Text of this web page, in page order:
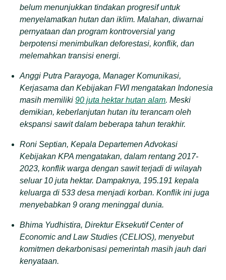
belum menunjukkan tindakan progresif untuk
menyelamatkan hutan dan iklim. Malahan, diwarnai
pernyataan dan program kontroversial yang
berpotensi menimbulkan deforestasi, konflik, dan
melemahkan transisi energi.
Anggi Putra Parayoga, Manager Komunikasi,
Kerjasama dan Kebijakan FWI mengatakan Indonesia
masih memiliki90 juta hektar hutan alam. Meski
demikian, keberlanjutan hutan itu terancam oleh
ekspansi sawit dalam beberapa tahun terakhir.
Roni Septian, Kepala Departemen Advokasi
Kebijakan KPA mengatakan, dalam rentang 2017-
2023, konflik warga dengan sawit terjadi di wilayah
seluar 10 juta hektar. Dampaknya, 195.191 kepala
keluarga di 533 desa menjadi korban. Konflik ini juga
menyebabkan 9 orang meninggal dunia.
Bhima Yudhistira, Direktur Eksekutif Center of
Economic and Law Studies (CELIOS), menyebut
komitmen dekarbonisasi pemerintah masih jauh dari
kenyataan.